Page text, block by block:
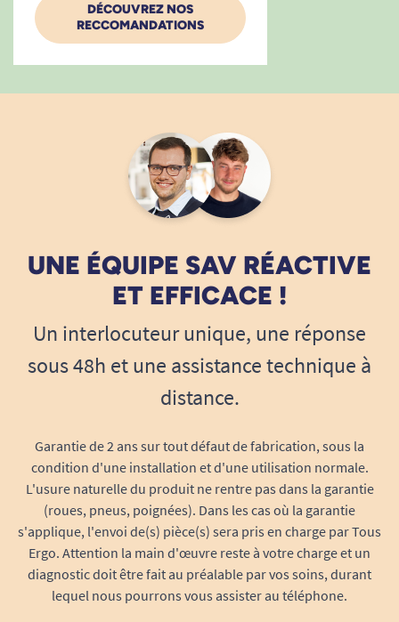
DÉCOUVREZ NOS
RECCOMANDATIONS
UNE ÉQUIPE SAV RÉACTIVE
ET EFFICACE !
Un interlocuteur unique, une réponse
sous 48h et une assistance technique à
distance.
Garantie de 2 ans sur tout défaut de fabrication, sous la
condition d'une installation et d'une utilisation normale.
L'usure naturelle du produit ne rentre pas dans la garantie
(roues, pneus, poignées). Dans les cas où la garantie
s'applique, l'envoi de(s) pièce(s) sera pris en charge par Tous
Ergo. Attention la main d'œuvre reste à votre charge et un
diagnostic doit être fait au préalable par vos soins, durant
lequel nous pourrons vous assister au téléphone.